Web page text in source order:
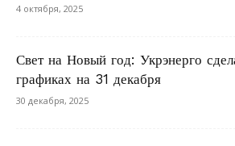
4 октября, 2025
Свет на Новый год: Укрэнерго
графиках на 31 декабря
30 декабря, 2025